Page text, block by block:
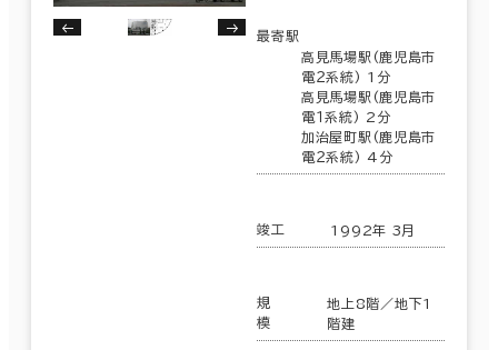
最寄駅
高見馬場駅(鹿児島市
電２系統) 1分
高見馬場駅(鹿児島市
電１系統) 2分
加治屋町駅(鹿児島市
電２系統) 4分
竣工 1992年 3月
規
模
地上8階／地下1
階建
鹿児島県
123室(34棟)
この条件で検索する
5年以内